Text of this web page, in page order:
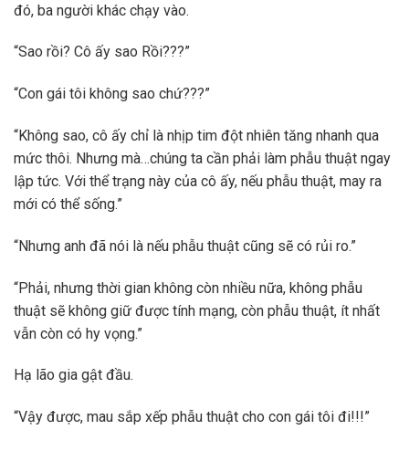
đó, ba người khác chạy vào.
“Sao rồi? Cô ấy sao Rồi???”
“Con gái tôi không sao chứ???”
“Không sao, cô ấy chỉ là nhịp tim đột nhiên tăng nhanh qua
mức thôi. Nhưng mà…chúng ta cần phải làm phẫu thuật ngay
lập tức. Với thể trạng này của cô ấy, nếu phẫu thuật, may ra
mới có thể sống.”
“Nhưng anh đã nói là nếu phẫu thuật cũng sẽ có rủi ro.”
“Phải, nhưng thời gian không còn nhiều nữa, không phẫu
thuật sẽ không giữ được tính mạng, còn phẫu thuật, ít nhất
vẫn còn có hy vọng.”
Hạ lão gia gật đầu.
“Vậy được, mau sắp xếp phẫu thuật cho con gái tôi đi!!!”